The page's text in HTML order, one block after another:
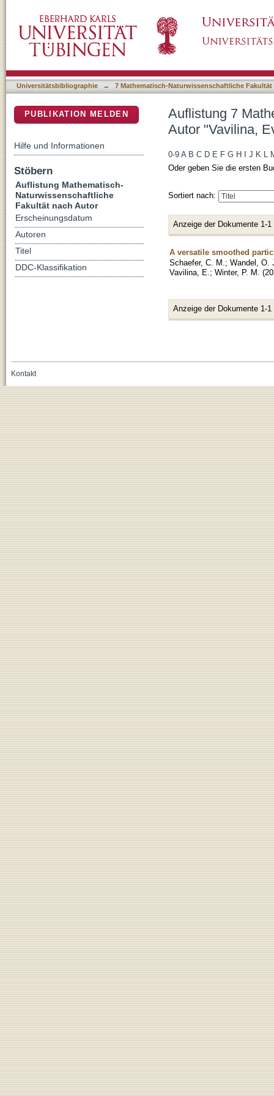
Universitätsbibliographie → 7 Mathematisch-Naturwissenschaftliche Fakultät
Auflistung 7
Autor "Vavilina,
0-9 A B C D E F G H J K L
Oder geben Sie die ersten
Sortiert nach:
Anzeige der Dokumente 1-1
A versatile smoothed
Schaefer, C. M. ; Wandel, O.
Vavilina, E. ; Winter, P. M. (
Anzeige der Dokumente 1-1
PUBLIKATION MELDEN
Hilfe und Informationen
Stöbern
Auflistung Mathematisch-
Naturwissenschaftliche
Fakultät nach Autor
Erscheinungsdatum
Autoren
Titel
DDC-Klassifikation
Kontakt